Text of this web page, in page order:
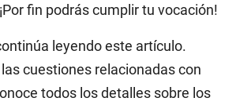
¡Por fin podrás cumplir tu vocación!
leyendo este artículo.
cuestiones relacionadas con
todos los detalles sobre los